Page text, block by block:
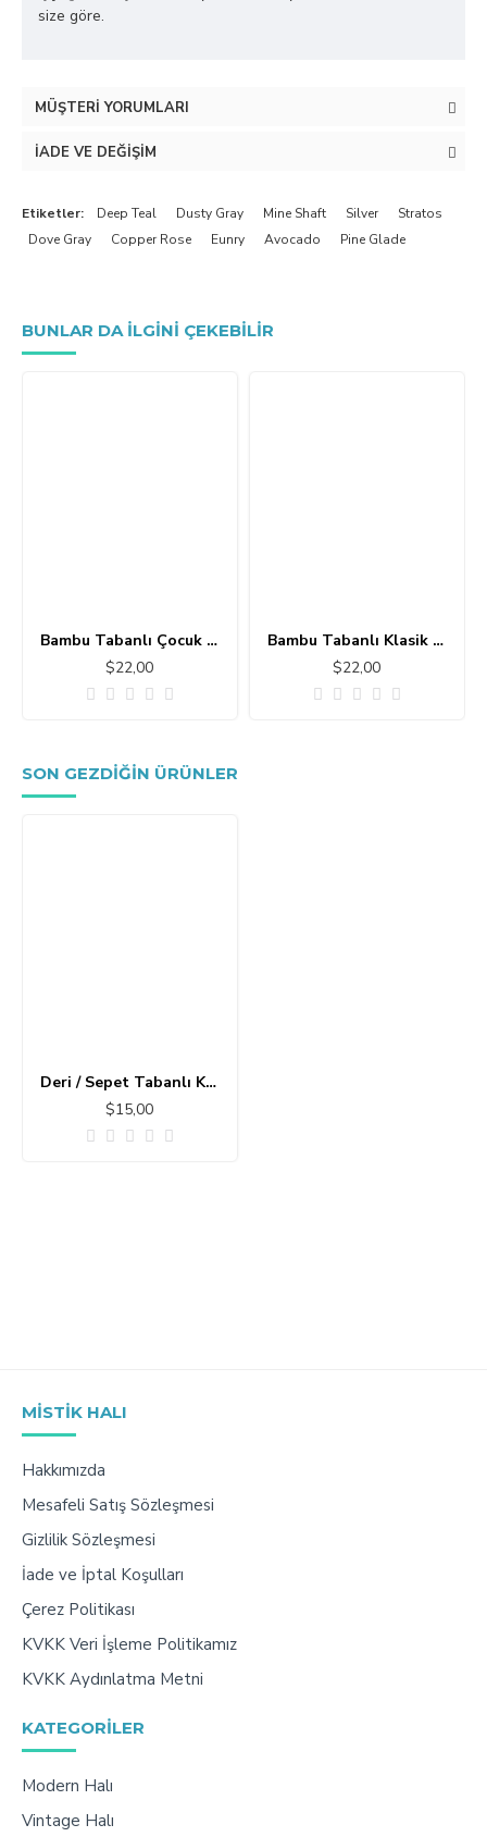
size göre.
MÜŞTERI YORUMLARI
İADE VE DEĞIŞIM
Etiketler: Deep Teal Dusty Gray Mine Shaft Silver
Stratos
Dove Gray
Copper Rose Eunry Avocado Pine Glade
BUNLAR DA ILGINI ÇEKEBILIR
Bambu Tabanlı Çocuk Halısı MC101
$22,00
Bambu Tabanlı Klasik Halı MS109
$22,00
SON GEZDIĞIN ÜRÜNLER
Deri / Sepet Tabanlı Klasik Halı MS223
$15,00
MISTIK HALI
Hakkımızda
Mesafeli Satış Sözleşmesi
Gizlilik Sözleşmesi
İade ve İptal Koşulları
Çerez Politikası
KVKK Veri İşleme Politikamız
KVKK Aydınlatma Metni
KATEGORILER
Modern Halı
Vintage Halı